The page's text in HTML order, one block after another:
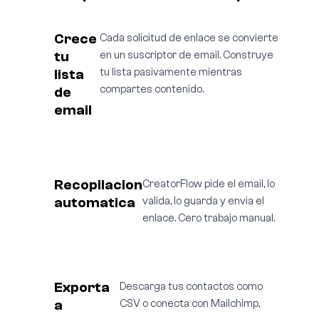
Crece
tu
lista
de
email
Cada solicitud de enlace se convierte
en un suscriptor de email. Construye
tu lista pasivamente mientras
compartes contenido.
Recopilacion
automatica
CreatorFlow pide el email, lo
valida, lo guarda y envia el
enlace. Cero trabajo manual.
Exporta
a
Descarga tus contactos como
CSV o conecta con Mailchimp,